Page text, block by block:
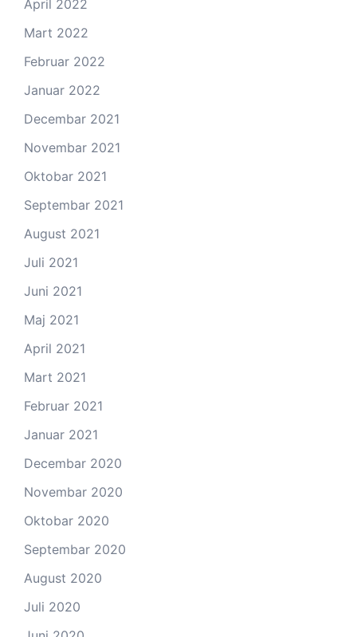
April 2022
Mart 2022
Februar 2022
Januar 2022
Decembar 2021
Novembar 2021
Oktobar 2021
Septembar 2021
August 2021
Juli 2021
Juni 2021
Maj 2021
April 2021
Mart 2021
Februar 2021
Januar 2021
Decembar 2020
Novembar 2020
Oktobar 2020
Septembar 2020
August 2020
Juli 2020